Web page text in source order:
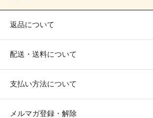
返品について
配送・送料について
支払い方法について
メルマガ登録・解除